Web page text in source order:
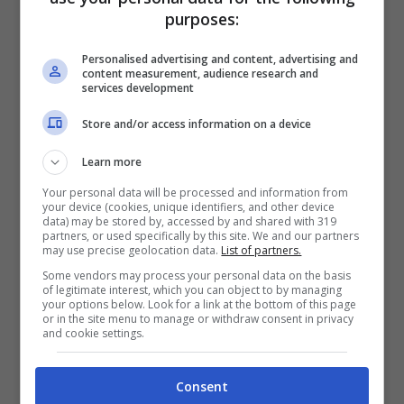
Sembra impossibile da credere, ma è
davvero così. Per scegliere l’anello di
fidanzamento di Ignazio Boschetto sono
serviti iconsigli dell’amico storico Piero
Barone
raccontarlo ai microfoni di “Domenica In”. Il
tutto mentre Gianluca Ginoble li ascoltava in
silenzio.
Quando Ignazio me l’ha proposto sono
andato in agitazione
1991, che ha confessato di aver sentito tutto
purposes:
Personalised advertising and content, advertising and
content measurement, audience research and
services development
Store and/or access information on a device
Learn more
Your personal data will be processed and information from
your device (cookies, unique identifiers, and other device
data) may be stored by, accessed by and shared with 319
partners, or used specifically by this site. We and our partners
may use precise geolocation data. List of partners.
Some vendors may process your personal data on the basis
of legitimate interest, which you can object to by managing
your options below. Look for a link at the bottom of this page
or in the site menu to manage or withdraw consent in privacy
and cookie settings.
Consent